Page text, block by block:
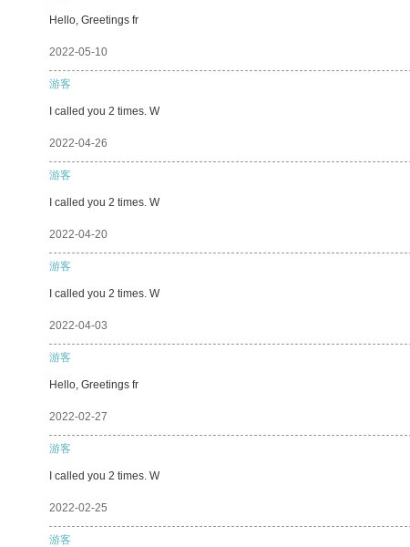
Hello, Greetings fr
2022-05-10
游客
I called you 2 times. W
2022-04-26
游客
I called you 2 times. W
2022-04-20
游客
I called you 2 times. W
2022-04-03
游客
Hello, Greetings fr
2022-02-27
游客
I called you 2 times. W
2022-02-25
游客